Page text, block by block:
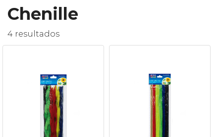
Chenille
4 resultados